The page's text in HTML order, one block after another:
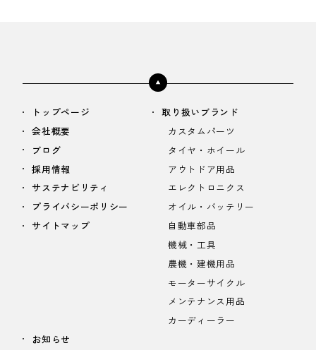
トップページ
会社概要
ブログ
採用情報
サステナビリティ
プライバシーポリシー
サイトマップ
取り扱いブランド
カスタムパーツ
タイヤ・ホイール
アウトドア用品
エレクトロニクス
オイル・バッテリー
自動車部品
機械・工具
農機・建機用品
モーターサイクル
メンテナンス用品
カーディーラー
お知らせ